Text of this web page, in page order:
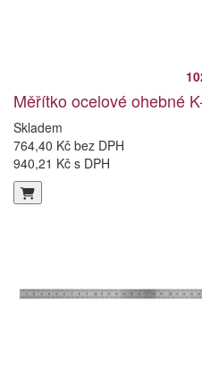
Měřítko ocelové ohebné
Skladem
764,40 Kč bez DPH
940,21 Kč s DPH